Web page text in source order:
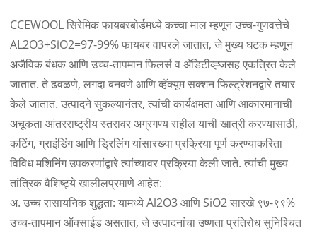
CCEWOOL सिरेमिक फायबरबोर्डमध्ये कच्चा माल म्हणून उच्च-गुणवत्तेचे
AL2O3+SiO2=97-99% फायबर वापरले जातात, जे मुख्य घटक म्हणून
अजैविक बंधक आणि उच्च-तापमान फिलर्स व अ‍ॅडिटीव्ह्जसह एकत्रित केले
जातात. ते ढवळणे, लगदा बनवणे आणि व्हॅक्यूम सक्शन फिल्ट्रेशनद्वारे तयार
केले जातात. उत्पादने सुकल्यानंतर, त्यांची कार्यक्षमता आणि आकारमानाची
अचूकता आंतरराष्ट्रीय स्तरावर अग्रगण्य राहील याची खात्री करण्यासाठी,
कटिंग, ग्राइंडिंग आणि ड्रिलिंग यांसारख्या प्रक्रिया पूर्ण करण्याकरिता
विविध मशिनिंग उपकरणांद्वारे त्यांच्यावर प्रक्रिया केली जाते. त्यांची मुख्य
तांत्रिक वैशिष्ट्ये खालीलप्रमाणे आहेत:
अ. उच्च रासायनिक शुद्धता: यामध्ये Al2O3 आणि SiO2 सारखे ९७-९९%
उच्च-तापमान ऑक्साईड असतात, जे उत्पादनांचा उष्णता प्रतिरोध सुनिश्चित